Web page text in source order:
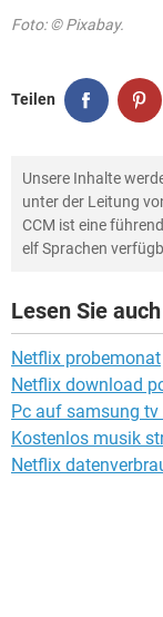
Foto: © Pixabay.
Teilen
Unsere Inhalte
unter der Leitung
CCM ist eine
elf Sprachen
Lesen Sie auch
Netflix probemonat
Netflix download
Pc auf samsung tv
Kostenlos musik
Netflix